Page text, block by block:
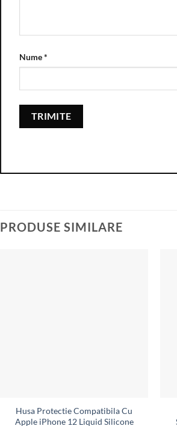
Nume*
PRODUSE SIMILARE
Husa Protectie Compatibila Cu
Apple iPhone 12 Liquid Silicone